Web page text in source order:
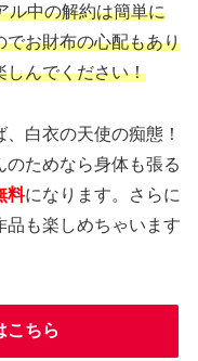
ル中の解約は簡単に
でお財布の心配もあり
しんでください！
白衣の天使の痴態！
ためなら身体も張る
料になります。さらに
も楽しめちゃいます
こちら